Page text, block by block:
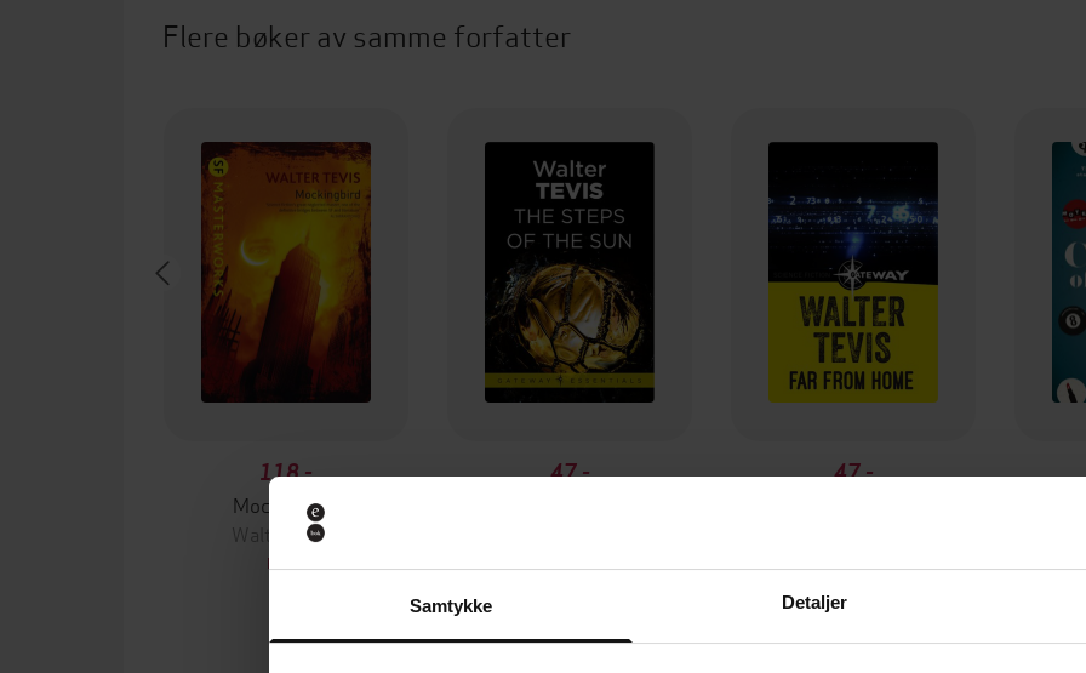
Samtykke Detaljer
Flere bøker av samme forfatter
118,-
Mockingbird
Walter Tevis
EBOK
47,-
47,-